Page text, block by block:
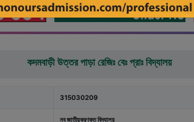
কদমবাড়ী উত্তর পাড়া রেজিঃ বেঃ প্রাঃ বিদ্যালয়
315030209
নব জাতীয়করণকৃত বিদ্যালয়